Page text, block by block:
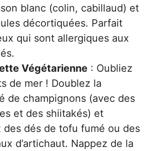
blanc (colin, cabillaud) et
décortiquées. Parfait
qui sont allergiques aux
Végétarienne : Oubliez
de mer ! Doublez la
de champignons (avec des
et des shiitakés) et
des dés de tofu fumé ou des
d’artichaut. Nappez de la